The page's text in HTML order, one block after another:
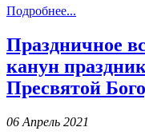
Подробнее...
Праздничное
канун
Пресвятой
06 Апрель 2021